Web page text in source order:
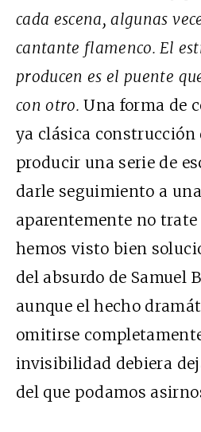
cada escena, algunas
cantante flamenco. El
producen es el puente
con otro. Una forma de
ya clásica construcción
producir una serie de
darle seguimiento a
aparentemente no trate
hemos visto bien
del absurdo de Samuel
aunque el hecho
omitirse
invisibilidad debiera
del que podamos